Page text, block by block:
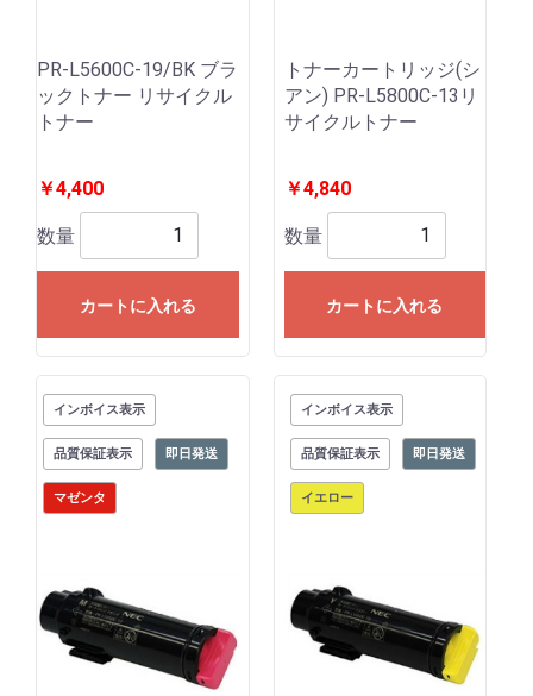
PR-L5600C-19/BK ブラ
ックトナー リサイクル
トナー
￥4,400
数量
カートに入れる
トナーカートリッジ(シ
アン) PR-L5800C-13リ
サイクルトナー
￥4,840
数量
カートに入れる
インボイス表示
品質保証表示 即日発送
マゼンタ
インボイス表示
品質保証表示 即日発送
イエロー